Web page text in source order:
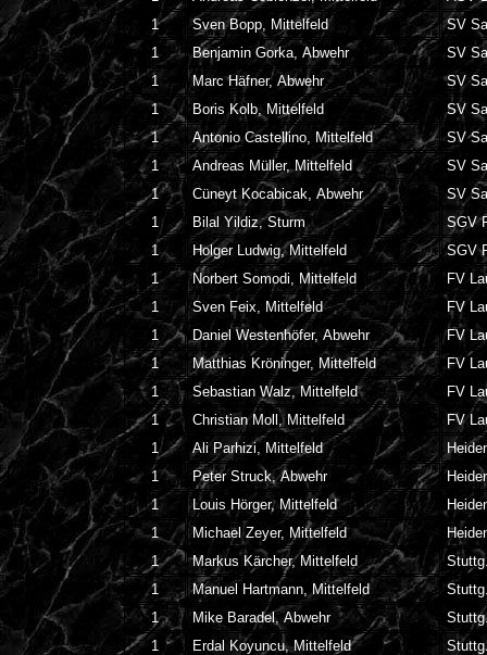
1
Sven Bopp, Mittelfeld
SV
1
Benjamin Gorka, Abwehr
SV
1
Marc Häfner, Abwehr
SV
1
Boris Kolb, Mittelfeld
SV
1
Antonio Castellino, Mittelfeld
SV
1
Andreas Müller, Mittelfeld
SV
1
Cüneyt Kocabicak, Abwehr
SV
1
Bilal Yildiz, Sturm
SGV
1
Holger Ludwig, Mittelfeld
SGV
1
Norbert Somodi, Mittelfeld
FV
1
Sven Feix, Mittelfeld
FV
1
Daniel Westenhöfer, Abwehr
FV
1
Matthias Kröninger, Mittelfeld
FV
1
Sebastian Walz, Mittelfeld
FV
1
Christian Moll, Mittelfeld
FV
1
Ali Parhizi, Mittelfeld
1
Peter Struck, Abwehr
1
Louis Hörger, Mittelfeld
1
Michael Zeyer, Mittelfeld
1
Markus Kärcher, Mittelfeld
1
Manuel Hartmann, Mittelfeld
1
Mike Baradel, Abwehr
1
Erdal Koyuncu, Mittelfeld